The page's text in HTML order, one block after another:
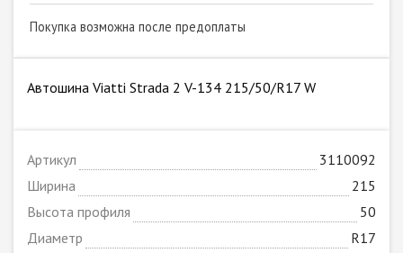
Покупка возможна после предоплаты
Автошина Viatti Strada 2 V-134 215/50/R17 W
Артикул
3110092
Ширина
215
Высота профиля
50
Диаметр
R17